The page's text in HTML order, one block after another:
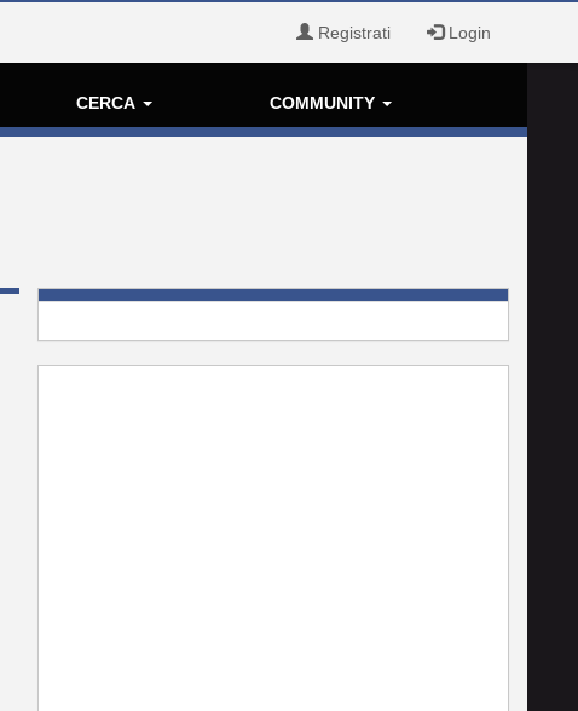
Registrati Login
CERCA COMMUNITY